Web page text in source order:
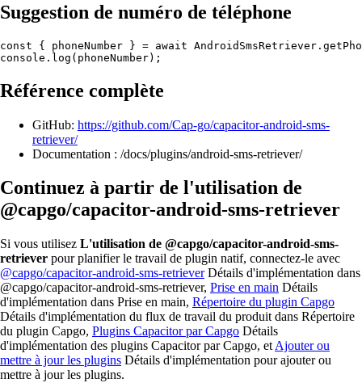
Suggestion de numéro de téléphone
const { phoneNumber } = await
Référence complète
GitHub: https://github.com/Cap-go/capacitor-android-sms-
retriever/
Documentation : /docs/plugins/android-sms-retriever/
Continuez à partir de l'utilisation de
@capgo/capacitor-android-sms-retriever
Si vous utilisez L'utilisation de @capgo/capacitor-android-sms-
retriever pour planifier le travail de plugin natif, connectez-le avec
@capgo/capacitor-android-sms-retrieverDétails d'implémentation dans
@capgo/capacitor-android-sms-retriever, Prise en main Détails
d'implémentation dans Prise en main, Répertoire du plugin Capgo
Détails d'implémentation du flux de travail du produit dans Répertoire
du plugin Capgo, Plugins Capacitor par Capgo Détails
d'implémentation des plugins Capacitor par Capgo, et Ajouter ou
mettre à jour les plugins Détails d'implémentation pour ajouter ou
mettre à jour les plugins.